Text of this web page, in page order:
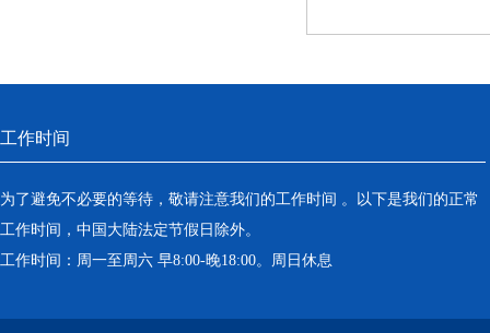
工作时间
为了避免不必要的等待，敬请注意我们的工作时间 。以下是我们的正常
工作时间，中国大陆法定节假日除外。
工作时间：周一至周六 早8:00-晚18:00。周日休息